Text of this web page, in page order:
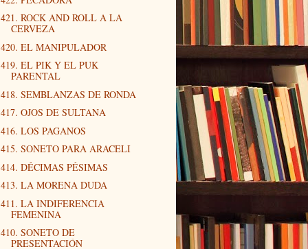
421. ROCK AND ROLL A LA
CERVEZA
420. EL MANIPULADOR
419. EL PIK Y EL PUK
PARENTAL
418. SEMBLANZAS DE RONDA
417. OJOS DE SULTANA
416. LOS PAGANOS
415. SONETO PARA ARACELI
414. DÉCIMAS PÉSIMAS
413. LA MORENA DUDA
411. LA INDIFERENCIA
FEMENINA
410. SONETO DE
PRESENTACIÓN